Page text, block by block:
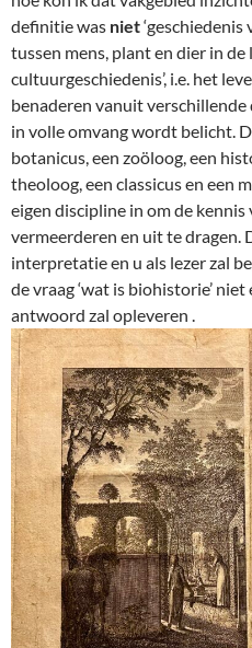
definitie was niet‘geschiedenis
tussen mens, plant en dier in de
cultuurgeschiedenis’, i.e. het
benaderen vanuit
in volle omvang wordt belicht.
botanicus, een zoöloog, een
theoloog, een classicus en een
eigen discipline in om de
vermeerderen en uit te dragen.
interpretatie en u als lezer zal
de vraag ‘wat is biohistorie’
antwoord zal opleveren .